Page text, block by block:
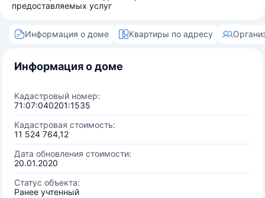
предоставляемых услуг
Информация о доме Квартиры по адресу
Информация о доме
Кадастровый номер:
71:07:040201:1535
Кадастровая стоимость:
11 524 764,12
Дата обновления стоимости:
20.01.2020
Статус объекта:
Ранее учтенный